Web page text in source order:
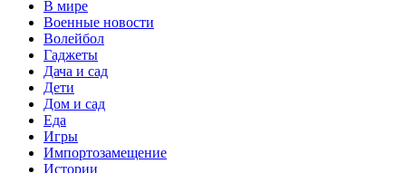
В мире
Военные новости
Волейбол
Гаджеты
Дача и сад
Дети
Дом и сад
Еда
Игры
Импортозамещение
Истории